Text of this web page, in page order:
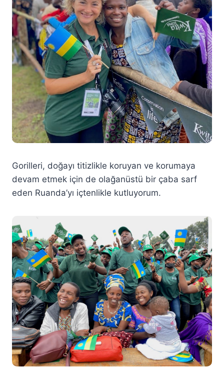
Gorilleri, doğayı titizlikle koruyan ve korumaya
devam etmek için de olağanüstü bir çaba sarf
eden Ruanda’yı içtenlikle kutluyorum.